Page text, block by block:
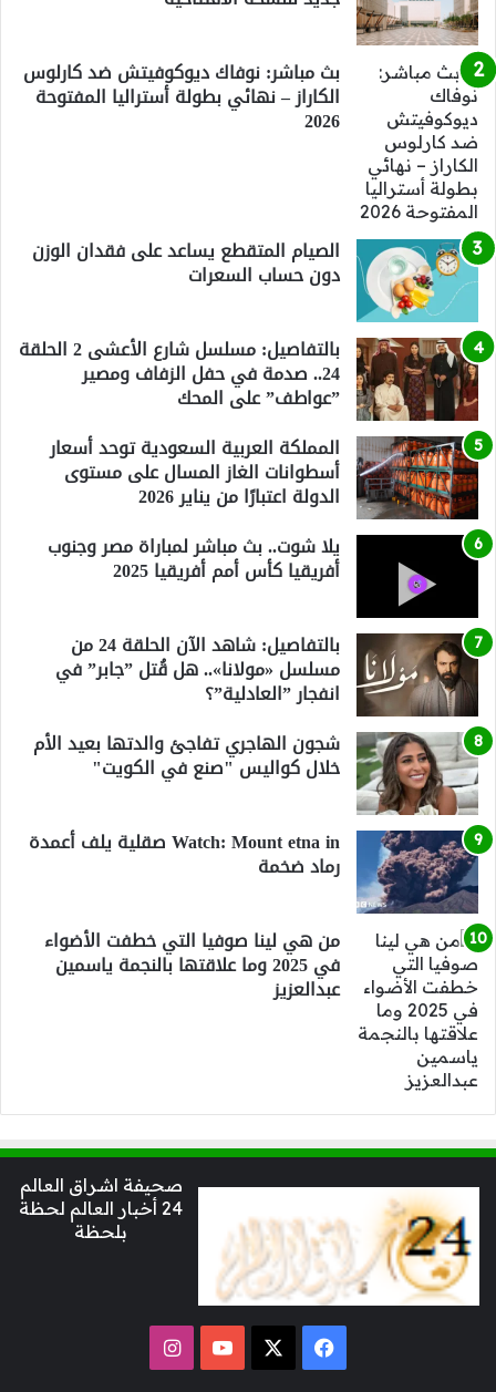
بث مباشر: نوفاك ديوكوفيتش ضد كارلوس
الكاراز – نهائي بطولة أستراليا المفتوحة
2026
الصيام المتقطع يساعد على فقدان الوزن
دون حساب السعرات
بالتفاصيل: مسلسل شارع الأعشى 2 الحلقة
24.. صدمة في حفل الزفاف ومصير
”عواطف” على المحك
المملكة العربية السعودية توحد أسعار
أسطوانات الغاز المسال على مستوى
الدولة اعتبارًا من يناير 2026
يلا شوت.. بث مباشر لمباراة مصر وجنوب
أفريقيا كأس أمم أفريقيا 2025
بالتفاصيل: شاهد الآن الحلقة 24 من
مسلسل «مولانا».. هل قُتل ”جابر” في
انفجار ”العادلية”؟
شجون الهاجري تفاجئ والدتها بعيد الأم
خلال كواليس "صنع في الكويت"
Watch: Mount etna in صقلية يلف أعمدة
رماد ضخمة
من هي لينا صوفيا التي خطفت الأضواء
في 2025 وما علاقتها بالنجمة ياسمين
عبدالعزيز
صحيفة اشراق العالم
24 أخبار العالم لحظة
بلحظة
فيسبوك ‫YouTubeانستقرام